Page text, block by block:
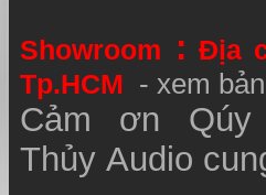
Showroom : Địa
Tp.HCM - xem
Cảm ơn
Thủy Audio